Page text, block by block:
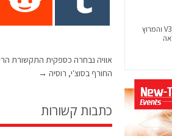
אוויה נבחרה כספקית התקשורת
החורף בסוצ'י, רוסיה →
כתבות קשורות
לא עוד טיל: סטארשיפ V3 והמרוץ